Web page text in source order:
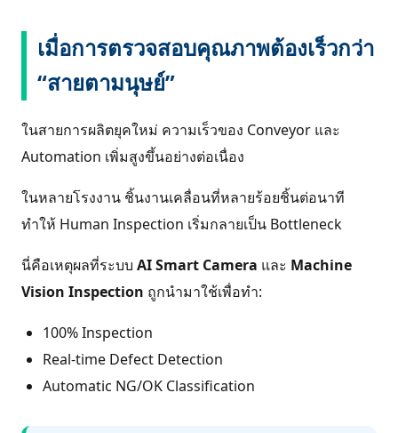
เมื่อการตรวจสอบคุณภาพต้องเร็วกว่า
“สายตามนุษย์”
ในสายการผลิตยุคใหม่ ความเร็วของ Conveyor และ
Automation เพิ่มสูงขึ้นอย่างต่อเนื่อง
ในหลายโรงงาน ชิ้นงานเคลื่อนที่หลายร้อยชิ้นต่อนาที
ทำให้ Human Inspection เริ่มกลายเป็น Bottleneck
นี่คือเหตุผลที่ระบบ AI Smart Camera และ Machine
Vision Inspection ถูกนำมาใช้เพื่อทำ:
100% Inspection
Real-time Defect Detection
Automatic NG/OK Classification